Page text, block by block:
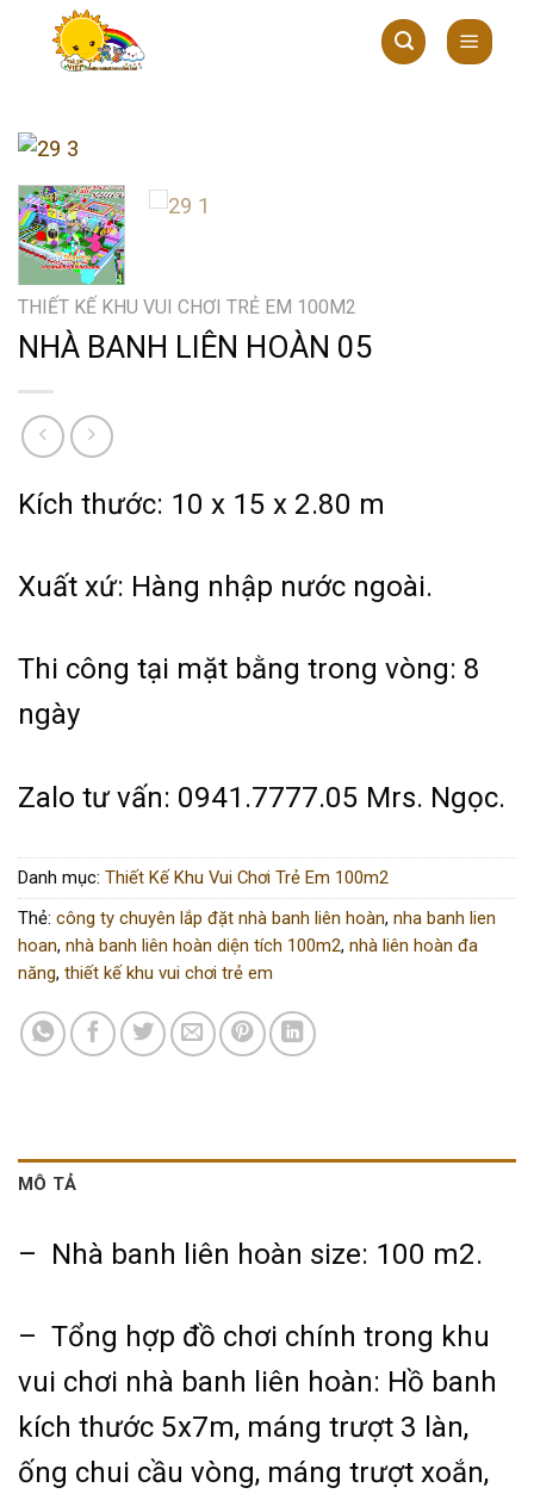
THIẾT KẾ KHU VUI CHƠI TRẺ EM 100M2
NHÀ BANH LIÊN HOÀN 05
Kích thước: 10 x 15 x 2.80 m
Xuất xứ: Hàng nhập nước ngoài.
Thi công tại mặt bằng trong vòng: 8
ngày
Zalo tư vấn: 0941.7777.05 Mrs. Ngọc.
Danh mục: Thiết Kế Khu Vui Chơi Trẻ Em 100m2
Thẻ: công ty chuyên lắp đặt nhà banh liên hoàn, nha banh lien
hoan, nhà banh liên hoàn diện tích 100m2, nhà liên hoàn đa
năng, thiết kế khu vui chơi trẻ em
MÔ TẢ
– Nhà banh liên hoàn size: 100 m2.
– Tổng hợp đồ chơi chính trong khu
vui chơi nhà banh liên hoàn: Hồ banh
kích thước 5x7m, máng trượt 3 làn,
ống chui cầu vòng, máng trượt xoắn,